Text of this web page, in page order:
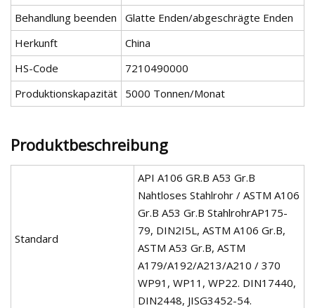
Behandlung beenden
Glatte Enden/abgeschrägte Enden
Herkunft
China
HS-Code
7210490000
Produktionskapazität 5000 Tonnen/Monat
Produktbeschreibung
Standard
API A106 GR.B A53 Gr.B
Nahtloses Stahlrohr / ASTM A106
Gr.B A53 Gr.B StahlrohrAP175-
79, DIN2I5L, ASTM A106 Gr.B,
ASTM A53 Gr.B, ASTM
A179/A192/A213/A210 / 370
WP91, WP11, WP22. DIN17440,
DIN2448, JISG3452-54.